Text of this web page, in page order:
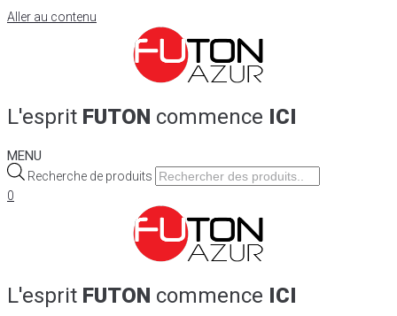
Aller au contenu
L'esprit FUTON commence ICI
MENU
Recherche de produits
0
L'esprit FUTON commence ICI